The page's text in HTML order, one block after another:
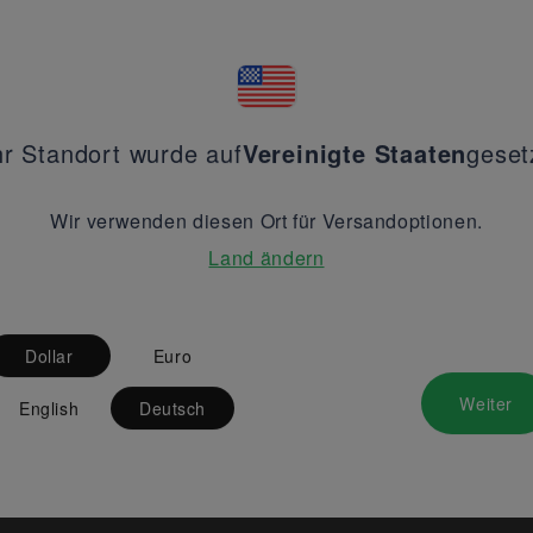
Standort wurde aufVereinigte Staaten
Wir verwenden diesen Ort für Versandoptionen.
Land ändern
Dollar Euro
English Deutsch Weiter